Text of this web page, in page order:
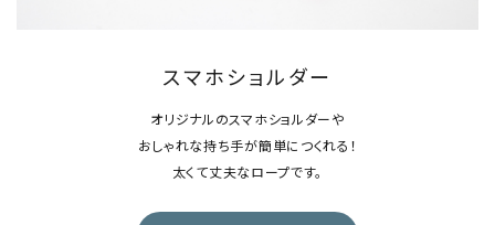
スマホショルダー
オリジナルのスマホショルダーや
おしゃれな持ち手が簡単につくれる！
太くて丈夫なロープです。